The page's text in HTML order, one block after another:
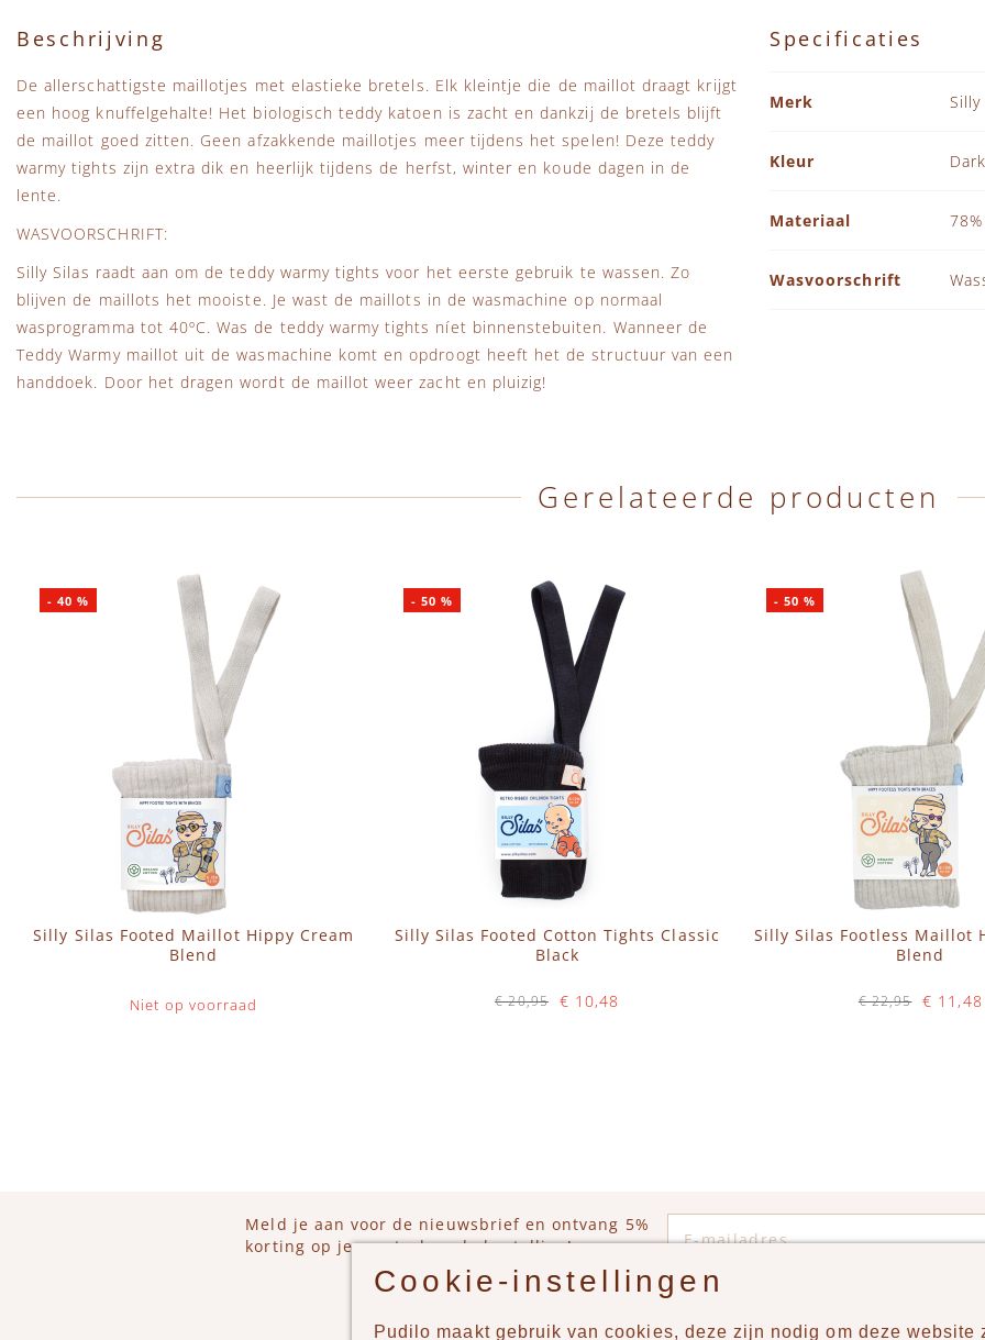
Beschrijving
De allerschattigste maillotjes met elastieke bretels. Elk kleintje die de maillot draagt krijgt
een hoog knuffelgehalte! Het biologisch teddy katoen is zacht en dankzij de bretels blijft
de maillot goed zitten. Geen afzakkende maillotjes meer tijdens het spelen! Deze teddy
warmy tights zijn extra dik en heerlijk tijdens de herfst, winter en koude dagen in de
lente.
WASVOORSCHRIFT:
Silly Silas raadt aan om de teddy warmy tights voor het eerste gebruik te wassen. Zo
blijven de maillots het mooiste. Je wast de maillots in de wasmachine op normaal
wasprogramma tot 40ºC. Was de teddy warmy tights níet binnenstebuiten. Wanneer de
Teddy Warmy maillot uit de wasmachine komt en opdroogt heeft het de structuur van een
handdoek. Door het dragen wordt de maillot weer zacht en pluizig!
Specificaties
Merk
Silly
Kleur
Materiaal
Wasvoorschrift
Gerelateerde producten
Silly Silas Footed Maillot Hippy Cream
Blend
Niet op voorraad
-40 %
Silly Silas Footed Cotton Tights Classic
Black
€ 10,48
€ 20,95
- 50 %
Silly Silas Footless Maillot
Blend
€ 11,48
€ 22,95
-50 %
Meld je aan voor de nieuwsbrief en ontvang 5%
korting op je eerstvolgende bestelling!
Cookie-instellingen
Pudilo maakt gebruik van cookies, deze zijn nodig om deze